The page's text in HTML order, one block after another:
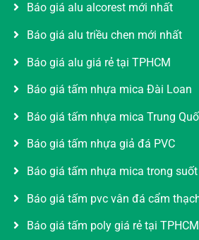
Báo giá alu alcorest mới nhất
Báo giá alu triều chen mới nhất
Báo giá alu giá rẻ tại TPHCM
Báo giá tấm nhựa mica Đài Loan
Báo giá tấm nhựa mica Trung
Báo giá tấm nhựa giả đá PVC
Báo giá tấm nhựa mica trong suốt
Báo giá tấm pvc vân đá cẩm
Báo giá tấm poly giá rẻ tại TPHCM